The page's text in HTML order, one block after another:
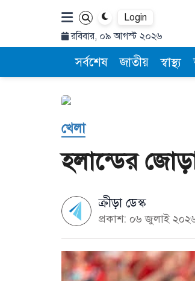
Login
রবিবার, ০৯ আগস্ট ২০২৬
সর্বশেষ জাতীয় স্বাস্থ্য
খেলা
হলান্ডের
ক্রীড়া ডেস্ক
প্রকাশ: ০৬ জুলাই